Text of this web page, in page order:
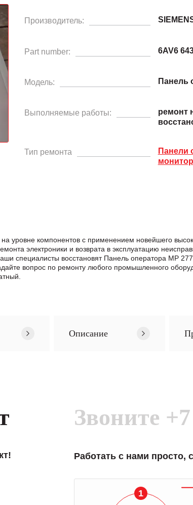
Производитель:
Part number: 6AV6
Модель: Панель
Выполняемые работы:
ремонт
Тип ремонта
Панели
уровне компонентов с применением новейшего
электроники и возврата в эксплуатацию
специалисты восстановят Панель оператора MP
вопрос по ремонту любого промышленного
Описание
Звоните
Работать с нами просто,
1